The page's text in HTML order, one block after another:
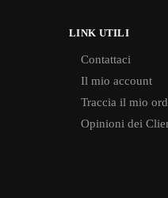
LINK UTILI
Contattaci
Il mio account
Traccia il mio
Opinioni dei